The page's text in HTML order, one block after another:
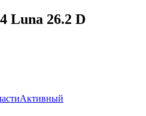
Luna 26.2 D
Активный